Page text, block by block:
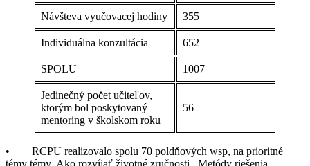
Návšteva vyučovacej hodiny 355
Individuálna konzultácia 652
SPOLU 1007
Jedinečný počet učiteľov,
ktorým bol poskytovaný
mentoring v školskom roku
56
• RCPU realizovalo spolu 70 poldňových wsp, na prioritné